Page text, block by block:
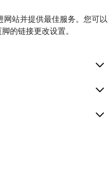
站并提供最佳服务。您可以
的链接更改设置。
地火车相连。
Mitte Landstraße 出发
站步行 15 分钟即可到
Deutsch-Altenburg）